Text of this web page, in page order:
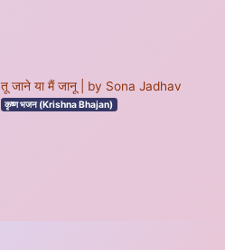
तू जाने या मैं जानू | by Sona Jadhav
कृष्ण भजन (Krishna Bhajan)